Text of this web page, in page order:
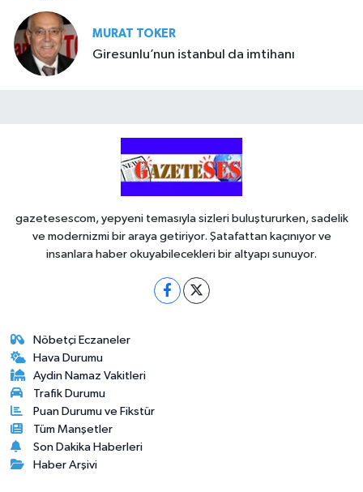
MURAT TOKER
Giresunlu’nun istanbul da imtihanı
gazetesescom, yepyeni temasıyla sizleri buluştururken, sadelik
ve modernizmi bir araya getiriyor. Şatafattan kaçınıyor ve
insanlara haber okuyabilecekleri bir altyapı sunuyor.
Nöbetçi Eczaneler
Hava Durumu
Aydin Namaz Vakitleri
Trafik Durumu
Puan Durumu ve Fikstür
Tüm Manşetler
Son Dakika Haberleri
Haber Arşivi